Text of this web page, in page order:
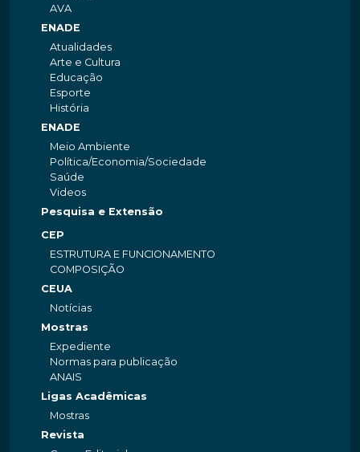
AVA
ENADE
Atualidades
Arte e Cultura
Educação
Esporte
História
ENADE
Meio Ambiente
Política/Economia/Sociedade
Saúde
Videos
Pesquisa e Extensão
CEP
ESTRUTURA E FUNCIONAMENTO
COMPOSIÇÃO
CEUA
Notícias
Mostras
Expediente
Normas para publicação
ANAIS
Ligas Acadêmicas
Mostras
Revista